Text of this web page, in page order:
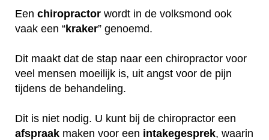
Een chiropractor wordt in de volksmond ook
vaak een “kraker” genoemd.
Dit maakt dat de stap naar een chiropractor voor
veel mensen moeilijk is, uit angst voor de pijn
tijdens de behandeling.
Dit is niet nodig. U kunt bij de chiropractor een
afspraak maken voor een intakegesprek, waarin